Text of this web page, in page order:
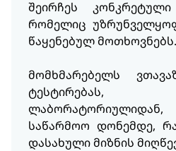
შეირჩეს
რომელიც
წაყენებულ მოთხოვნებს.
მომხმარებელს
ტესტირებას,
საწარმოო დონემდე,
დასახული მიზნის